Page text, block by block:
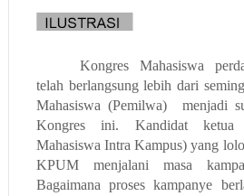
Kongres Mahasiswa
telah berlangsung lebih dari
Mahasiswa (Pemilwa)
menjadi
Kongres ini. Kandidat ketua
Mahasiswa Intra Kampus) yang
KPUM menjalani masa
Bagaimana proses kampanye